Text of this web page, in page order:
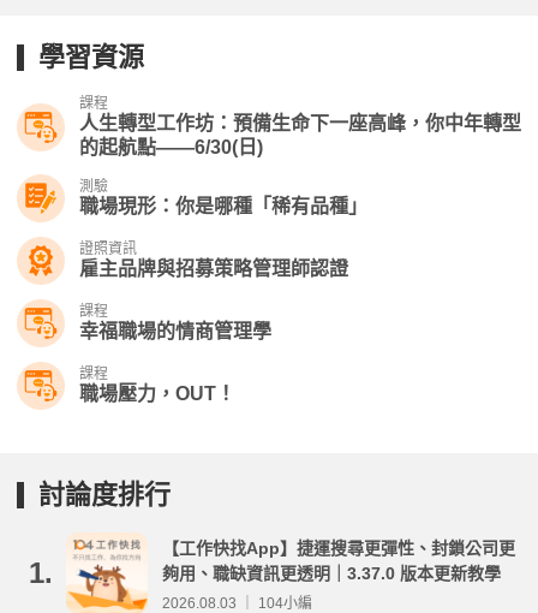
學習資源
課程
人生轉型工作坊：預備生命下一座高峰，你中年轉型
的起航點——6/30(日)
測驗
職場現形：你是哪種「稀有品種」
證照資訊
雇主品牌與招募策略管理師認證
課程
幸福職場的情商管理學
課程
職場壓力，OUT！
討論度排行
1.
【工作快找App】捷運搜尋更彈性、封鎖公司更
夠用、職缺資訊更透明｜3.37.0 版本更新教學
2026.08.03 ｜ 104小編